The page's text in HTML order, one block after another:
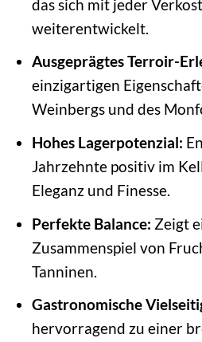
das sich mit jeder
weiterentwickelt.
Ausgeprägtes Terroir-
einzigartigen
Weinbergs und des
Hohes Lagerpotenzial:
Jahrzehnte positiv im
Eleganz und Finesse.
Perfekte Balance: Zeigt
Zusammenspiel von
Tanninen.
Gastronomische
hervorragend zu einer